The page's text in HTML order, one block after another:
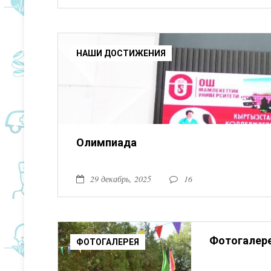
НАШИ ДОСТИЖЕНИЯ
Олимпиада
29 декабрь, 2025 16
ФОТОГАЛЕРЕЯ